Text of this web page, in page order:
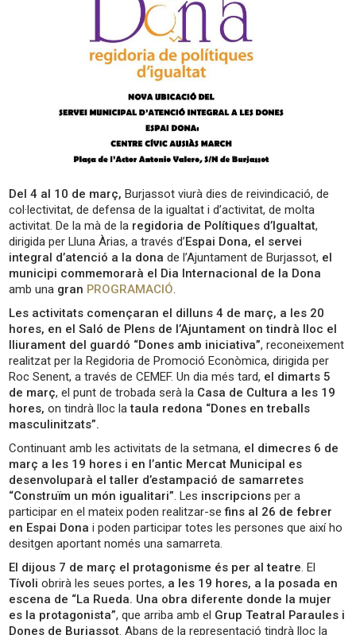
Del 4 al 10 de març, Burjassot viurà dies de reivindicació, de
col·lectivitat, de defensa de la igualtat i d’activitat, de molta
activitat. De la mà de la regidoria de Polítiques d’Igualtat,
dirigida per Lluna Àrias, a través d’Espai Dona, el servei
integral d’atenció a la dona de l’Ajuntament de Burjassot, el
municipi commemorarà el Dia Internacional de la Dona
amb una gran PROGRAMACIÓ.
Les activitats començaran el dilluns 4 de març, a les 20
hores, en el Saló de Plens de l’Ajuntament on tindrà lloc el
lliurament del guardó “Dones amb iniciativa”, reconeixement
realitzat per la Regidoria de Promoció Econòmica, dirigida per
Roc Senent, a través de CEMEF. Un dia més tard, el dimarts 5
de març, el punt de trobada serà la Casa de Cultura a les 19
hores, on tindrà lloc lataula redona “Dones en treballs
masculinitzats”.
Continuant amb les activitats de la setmana, el dimecres 6 de
març a les 19 hores i en l’antic Mercat Municipal es
desenvoluparà el taller d’estampació de samarretes
“Construïm un món igualitari”. Les inscripcions per a
participar en el mateix poden realitzar-sefins al 26 de febrer
en Espai Dona i poden participar totes les persones que així ho
desitgen aportant només una samarreta.
El dijous 7 de març el protagonisme és per al teatre. El
Tívoli obrirà les seues portes, a les 19 hores, a la posada en
escena de “La Rueda. Una obra diferente donde la mujer
es la protagonista”, que arriba amb el Grup Teatral Paraules i
Dones de Burjassot. Abans de la representació tindrà lloc la